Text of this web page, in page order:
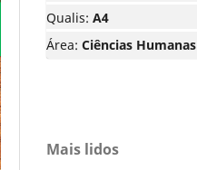
Qualis: A4
Área: Ciências Humanas
Mais lidos